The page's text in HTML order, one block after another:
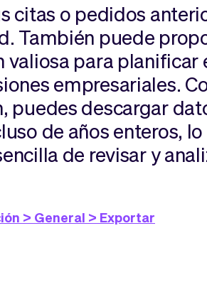
citas o pedidos
También puede
valiosa para planificar
empresariales.
puedes descargar
de años enteros,
de revisar y
> General > Exportar